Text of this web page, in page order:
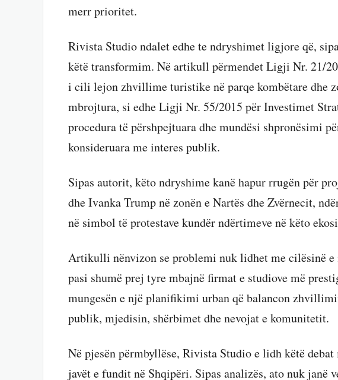
merr prioritet.
Rivista Studio ndalet edhe te ndryshimet ligjore që,
këtë transformim. Në artikull përmendet Ligji Nr. 21/
i cili lejon zhvillime turistike në parqe kombëtare dhe
mbrojtura, si edhe Ligji Nr. 55/2015 për Investimet
procedura të përshpejtuara dhe mundësi shpronësimi
konsideruara me interes publik.
Sipas autorit, këto ndryshime kanë hapur rrugën për
dhe Ivanka Trump në zonën e Nartës dhe Zvërnecit,
në simbol të protestave kundër ndërtimeve në këto
Artikulli nënvizon se problemi nuk lidhet me cilësinë e
pasi shumë prej tyre mbajnë firmat e studiove më
mungesën e një planifikimi urban që balancon
publik, mjedisin, shërbimet dhe nevojat e komunitetit.
Në pjesën përmbyllëse, Rivista Studio e lidh këtë
javët e fundit në Shqipëri. Sipas analizës, ato nuk janë